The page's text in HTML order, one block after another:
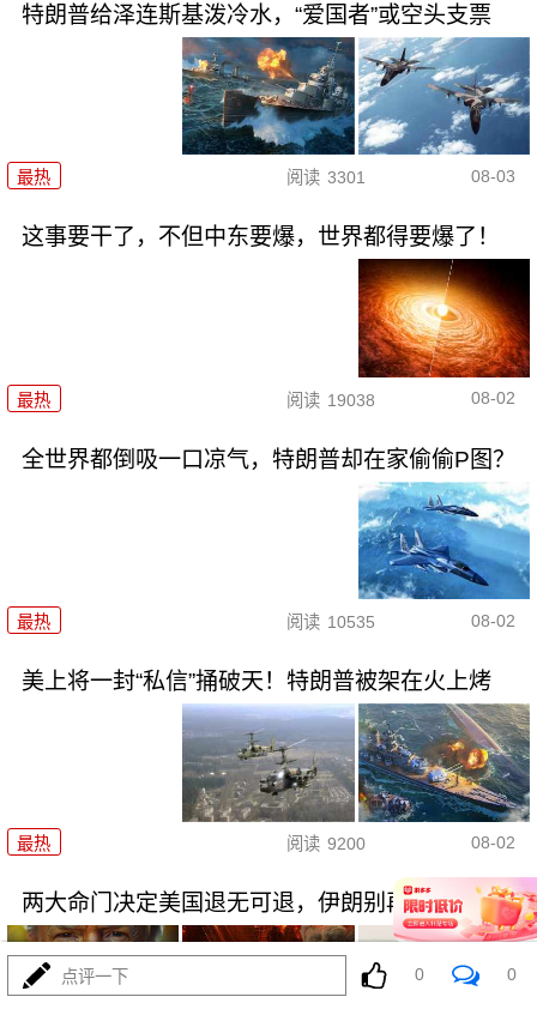
特朗普给泽连斯基泼冷水，“爱国者”或空头支票
最热 阅读 3301 08-03
这事要干了，不但中东要爆，世界都得要爆了！
最热 阅读 19038 08-02
全世界都倒吸一口凉气，特朗普却在家偷偷P图？
最热 阅读 10535 08-02
美上将一封“私信”捅破天！特朗普被架在火上烤
最热 阅读 9200 08-02
两大命门决定美国退无可退，伊朗别再幻想了！
点评一下 0 0